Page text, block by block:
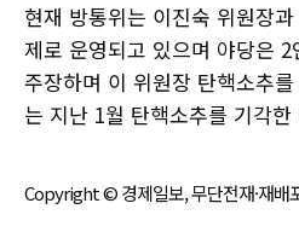
현재 방통위는 이진숙 위원장
제로 운영되고 있으며 야당은
주장하며 이 위원장 탄핵소추
는 지난 1월 탄핵소추를 기각한
Copyright © 경제일보, 무단전재·재배